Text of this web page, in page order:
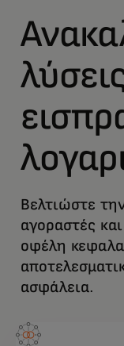
Βελτιώστε
αγοραστές
οφέλη
ασφάλεια.